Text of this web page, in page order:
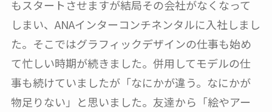
もスタートさせますが結局その会社がなくなって
しまい、ANAインターコンチネンタルに入社しまし
た。そこではグラフィックデザインの仕事も始め
て忙しい時期が続きました。併用してモデルの仕
事も続けていましたが「なにかが違う。なにかが
物足りない」と思いました。友達から「絵やアー